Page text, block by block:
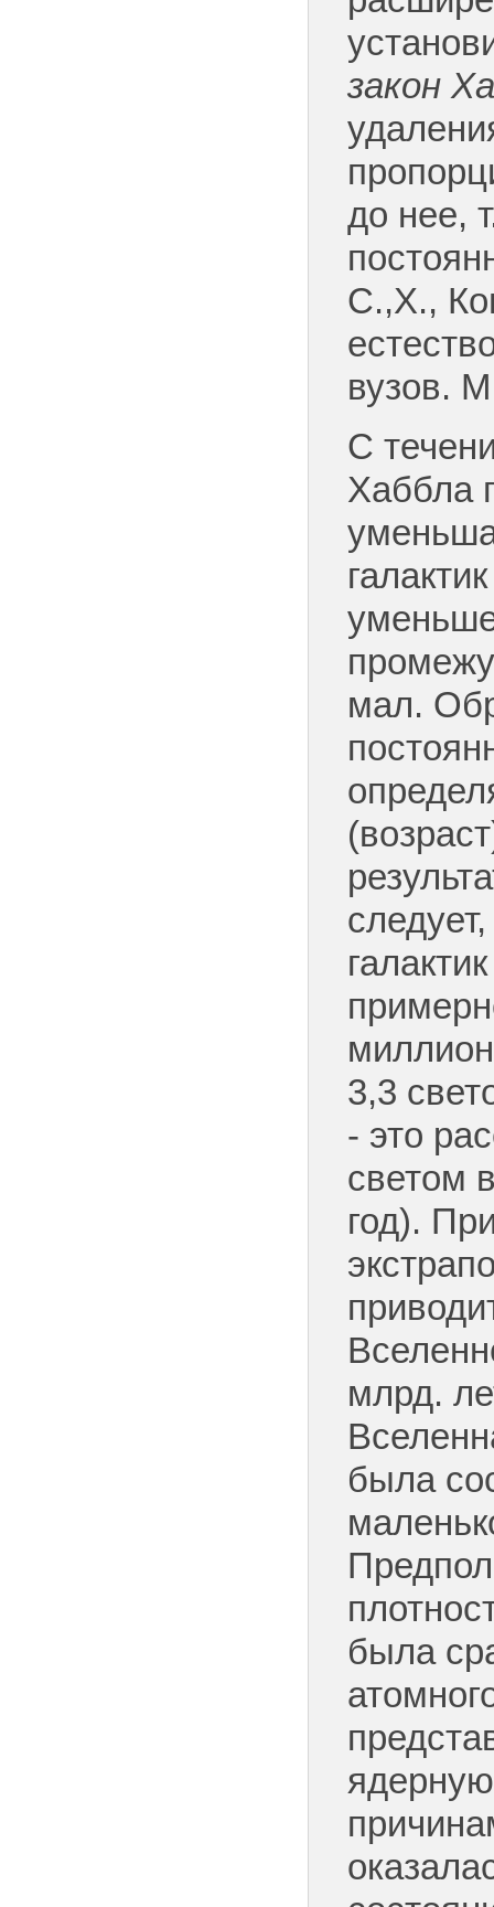
закон
до нее,
С.,Х.,
вузов.
С
Хаббла
мал.
3,3
- это
светом
год).
млрд.
была
была